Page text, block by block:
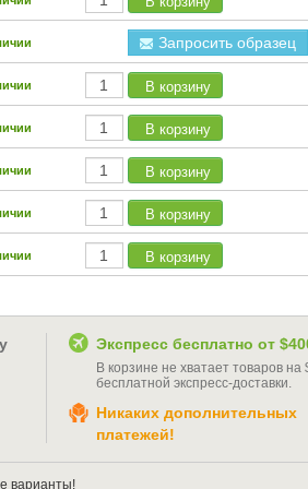
Запросить образец
В корзину
В корзину
В корзину
В корзину
В корзину
Экспресс бесплатно от
В корзине не хватает товаров на
бесплатной экспресс-доставки.
Никаких дополнительных
платежей!
варианты!